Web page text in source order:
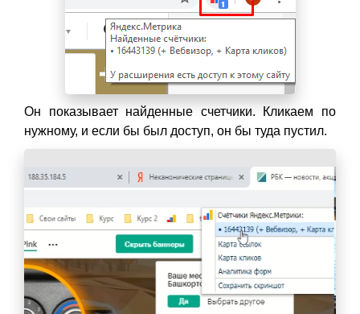
Он показывает найденные счетчики. Кликаем по
нужному, и если бы был доступ, он бы туда пустил.